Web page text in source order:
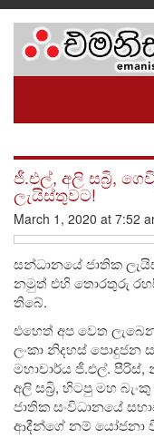
ජී.එල්, අලි සබ්‍රි,
ලැයිස්තුවට!
March 1, 2020 at 7:52
සන්ධානයේ ජාතික
නමුත් එහි තොරතුරු
තිබේ.
එහෙත් අප වෙත
ලංකා නිදහස් පොදුජන
මහාචාර්ය ජී.එල්.
අලි සබ්‍රි, හිටපු මහ
ජාතික සංවිධානයේ
ආදීන්ගේ නම් යෝජනා